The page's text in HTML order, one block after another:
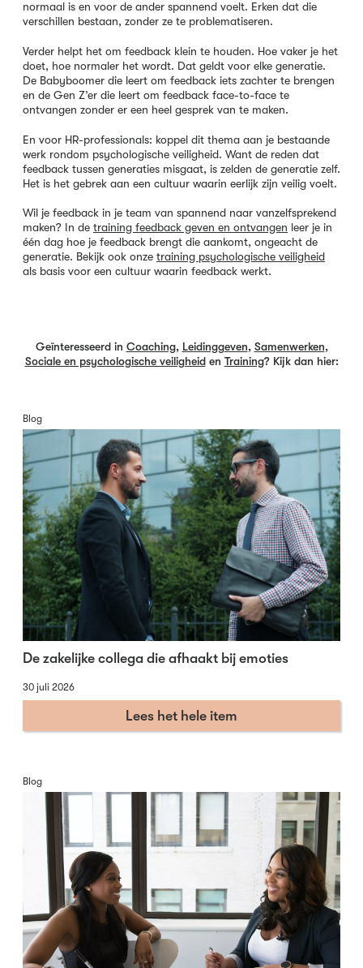
normaal is en voor de ander spannend voelt. Erken dat die
verschillen bestaan, zonder ze te problematiseren.
Verder helpt het om feedback klein te houden. Hoe vaker je het
doet, hoe normaler het wordt. Dat geldt voor elke generatie.
De Babyboomer die leert om feedback iets zachter te brengen
en de Gen Z’er die leert om feedback face-to-face te
ontvangen zonder er een heel gesprek van te maken.
En voor HR-professionals: koppel dit thema aan je bestaande
werk rondom psychologische veiligheid. Want de reden dat
feedback tussen generaties misgaat, is zelden de generatie zelf.
Het is het gebrek aan een cultuur waarin eerlijk zijn veilig voelt.
Wil je feedback in je team van spannend naar vanzelfsprekend
maken? In de training feedback geven en ontvangen leer je in
één dag hoe je feedback brengt die aankomt, ongeacht de
generatie. Bekijk ook onze training psychologische veiligheid
als basis voor een cultuur waarin feedback werkt.
Geïnteresseerd in Coaching, Leidinggeven, Samenwerken,
Sociale en psychologische veiligheiden Training? Kijk dan hier:
Blog
De zakelijke collega die afhaakt bij emoties
30 juli 2026
Lees het hele item
Blog